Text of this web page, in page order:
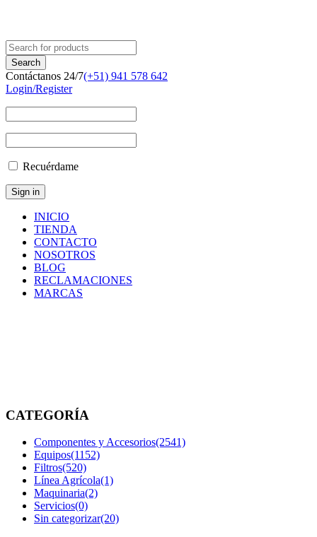
Contáctanos 24/7(+51) 941 578 642
Login/Register
Recuérdame
INICIO
TIENDA
CONTACTO
NOSOTROS
BLOG
RECLAMACIONES
MARCAS
CATEGORÍA
Componentes y Accesorios(2541)
Equipos(1152)
Filtros(520)
Línea Agrícola(1)
Maquinaria(2)
Servicios(0)
Sin categorizar(20)